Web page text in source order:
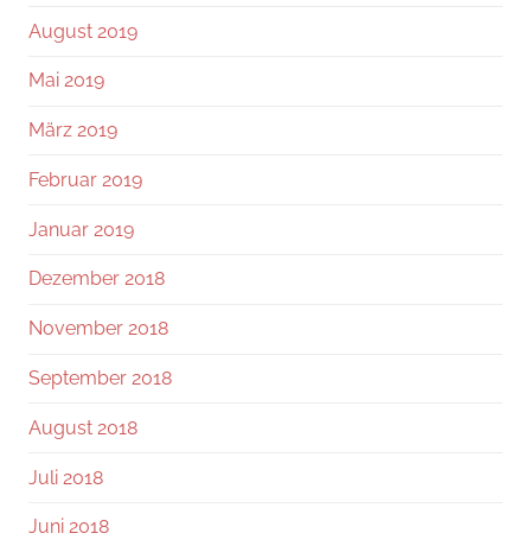
August 2019
Mai 2019
März 2019
Februar 2019
Januar 2019
Dezember 2018
November 2018
September 2018
August 2018
Juli 2018
Juni 2018